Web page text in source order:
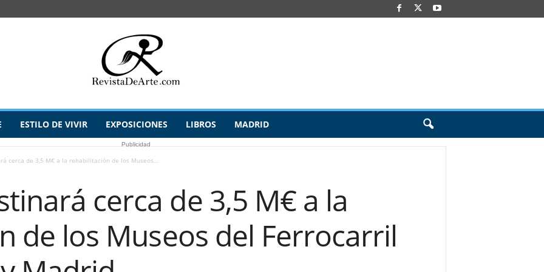
ESTILO DE VIVIR EXPOSICIONES LIBROS MADRID
Publicidad
cerca de 3,5 M€ a la rehabilitación de los Museos...
cerca de 3,5 M€ a la
de los Museos del Ferrocarril